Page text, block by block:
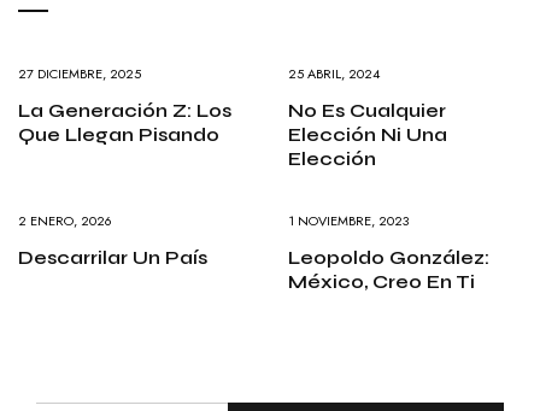
27 DICIEMBRE, 2025
La Generación Z: Los
Que Llegan Pisando
25 ABRIL, 2024
No Es Cualquier
Elección Ni Una
Elección
2 ENERO, 2026
Descarrilar Un País
1 NOVIEMBRE, 2023
Leopoldo González:
México, Creo En Ti